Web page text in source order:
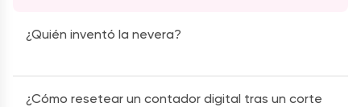
¿Quién inventó la nevera?
¿Cómo resetear un contador digital tras un corte